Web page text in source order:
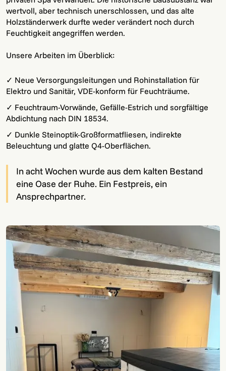
wertvoll, aber technisch unerschlossen, und das alte
Holzständerwerk durfte weder verändert noch durch
Feuchtigkeit angegriffen werden.
Unsere Arbeiten im Überblick:
✓ Neue Versorgungsleitungen und Rohinstallation für
Elektro und Sanitär, VDE-konform für Feuchträume.
✓ Feuchtraum-Vorwände, Gefälle-Estrich und sorgfältige
Abdichtung nach DIN 18534.
✓ Dunkle Steinoptik-Großformatfliesen, indirekte
Beleuchtung und glatte Q4-Oberflächen.
In acht Wochen wurde aus dem kalten Bestand
eine Oase der Ruhe. Ein Festpreis, ein
Ansprechpartner.